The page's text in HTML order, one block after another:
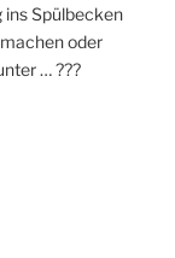
ins Spülbecken
oder
… ???